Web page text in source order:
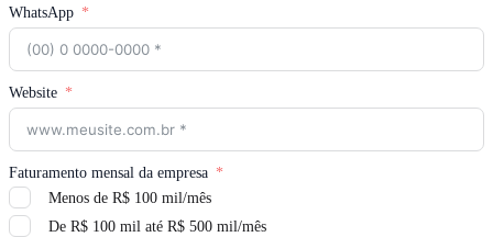
WhatsApp
Website
Faturamento mensal da empresa
Menos de R$ 100 mil/mês
De R$ 100 mil até R$ 500 mil/mês